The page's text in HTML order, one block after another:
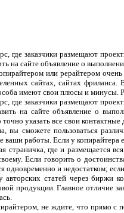
где заказчики размещают
на сайте объявление о
или рерайтером
сайтах, сайтах
имеют свои плюсы и минусы.
где заказчики размещают
на сайте объявление о
указать все свои
вы сможете пользоваться
ваши работы. Если у
страничка, где и размещается
Если говорить о
одновременно и недостатком;
статей через биржи
продукции. Главное отличие
не ждите, что прямо с